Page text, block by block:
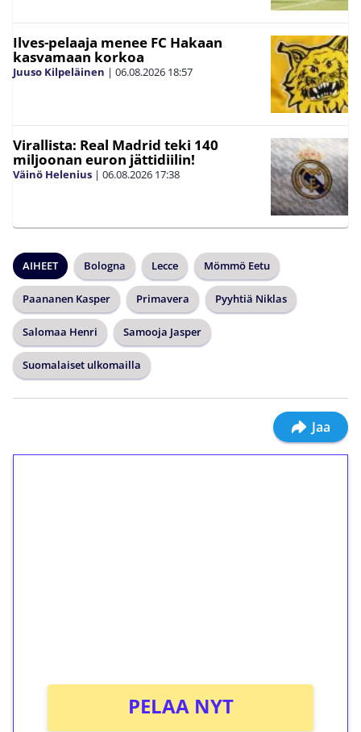
Ilves-pelaaja menee FC Hakaan
kasvamaan korkoa
Juuso Kilpeläinen | 06.08.2026 18:57
Virallista: Real Madrid teki 140
miljoonan euron jättidiilin!
Väinö Helenius | 06.08.2026 17:38
AIHEET Bologna Lecce Mömmö Eetu
Paananen Kasper Primavera Pyyhtiä Niklas
Salomaa Henri Samooja Jasper
Suomalaiset ulkomailla
Jaa
PELAA NYT